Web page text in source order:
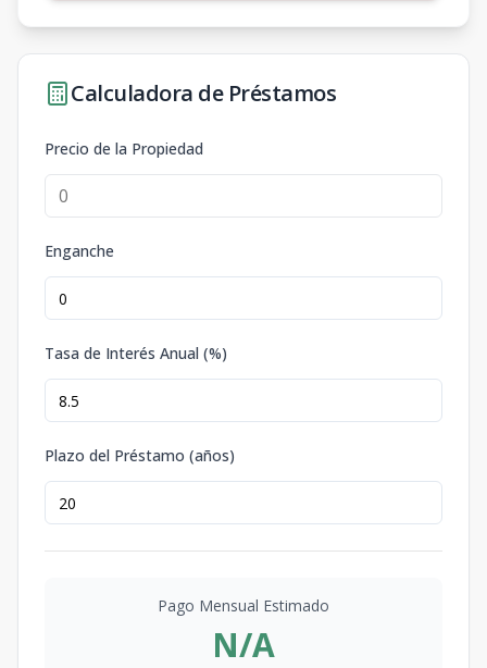
Calculadora de Préstamos
Precio de la Propiedad
Enganche
Tasa de Interés Anual (%)
Plazo del Préstamo (años)
Pago Mensual Estimado
N/A